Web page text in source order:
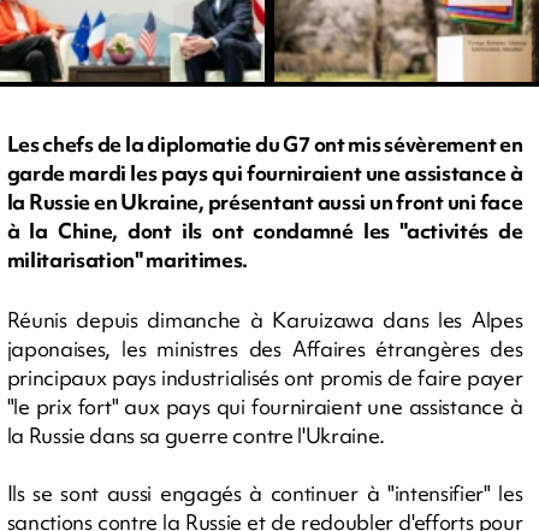
Les chefs de la diplomatie du G7 ont mis sévèrement en
garde mardi les pays qui fourniraient une assistance à
la Russie en Ukraine, présentant aussi un front uni face
à la Chine, dont ils ont condamné les "activités de
militarisation" maritimes.
Réunis depuis dimanche à Karuizawa dans les Alpes
japonaises, les ministres des Affaires étrangères des
principaux pays industrialisés ont promis de faire payer
"le prix fort" aux pays qui fourniraient une assistance à
la Russie dans sa guerre contre l'Ukraine.
Ils se sont aussi engagés à continuer à "intensifier" les
sanctions contre la Russie et de redoubler d'efforts pour